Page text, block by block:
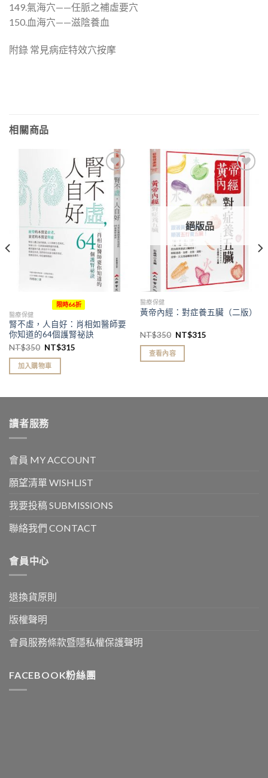
149.氣海穴——任脈之補虛要穴
150.血海穴——滋陰養血
附錄 常見病症特效穴按摩
相關商品
加入
「願
望清
單」
限時66折
醫療保健
腎不虛，人自好：肖相如醫師要
你知道的64個護腎祕訣
NT$350 NT$315
加入購物車
加入
「願
望清
絕版品
醫療保健
黃帝內經：對症養五臟（二版）
NT$350 NT$315
查看內容
讀者服務
會員 MY ACCOUNT
願望清單 WISHLIST
我要投稿 SUBMISSIONS
聯絡我們 CONTACT
會員中心
退換貨原則
版權聲明
會員服務條款暨隱私權保護聲明
FACEBOOK粉絲團